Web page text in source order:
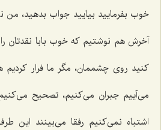
خوب بفرمایید بیایید جواب بدهید، من
آخرش هم نوشتیم كه خوب بابا نقدتان را
كنید روی چشممان، مگر ما فرار كردیم
می‌آییم جبران می‌كنیم، تصحیح
اشتباه نمی‌كنیم رفقا می‌بینند این